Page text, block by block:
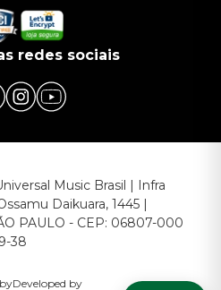
redes sociais
Music Brasil | Infra
Daikuara, 1445 |
PAULO - CEP: 06807-000
38
Developed by